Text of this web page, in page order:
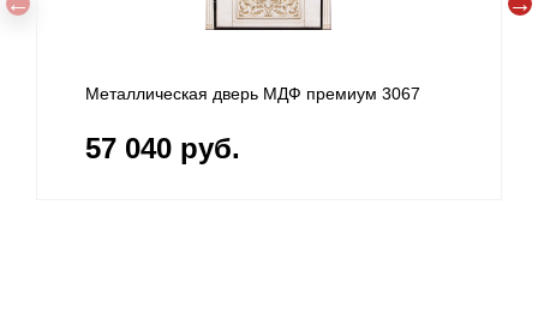
дверь МДФ премиум 3067 Стальная дверь